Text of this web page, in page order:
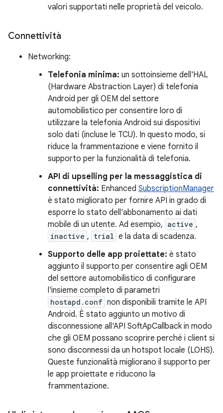
valori supportati nelle proprietà del veicolo.
Connettività
Networking:
Telefonia minima: un sottoinsieme dell'HAL
(Hardware Abstraction Layer) di telefonia
Android per gli OEM del settore
automobilistico per consentire loro di
utilizzare la telefonia Android sui dispositivi
solo dati (incluse le TCU). In questo modo, si
riduce la frammentazione e viene fornito il
supporto per la funzionalità di telefonia.
API di upselling per la messaggistica di
connettività: Enhanced SubscriptionManager
è stato migliorato per fornire API in grado di
esporre lo stato dell'abbonamento ai dati
mobile di un utente. Ad esempio, active ,
inactive , trial e la data di scadenza.
Supporto delle app proiettate: è stato
aggiunto il supporto per consentire agli OEM
del settore automobilistico di configurare
l'insieme completo di parametri
hostapd.conf non disponibili tramite le API
Android. È stato aggiunto un motivo di
disconnessione all'API SoftApCallback in modo
che gli OEM possano scoprire perché i client si
sono disconnessi da un hotspot locale (LOHS).
Queste funzionalità migliorano il supporto per
le app proiettate e riducono la
frammentazione.